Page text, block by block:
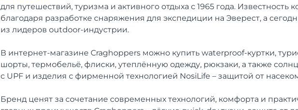
для путешествий, туризма и активного отдыха с 1965 года. Известность
благодаря разработке снаряжения для экспедиции на Эверест, а
из лидеров outdoor-индустрии.
В интернет-магазине Craghoppers можно купить waterproof-куртки,
шорты, термобельё, флиски, утеплённую одежду, рюкзаки, а также
с UPF и изделия с фирменной технологией NosiLife – защитой от
Бренд ценят за сочетание современных технологий, комфорта и